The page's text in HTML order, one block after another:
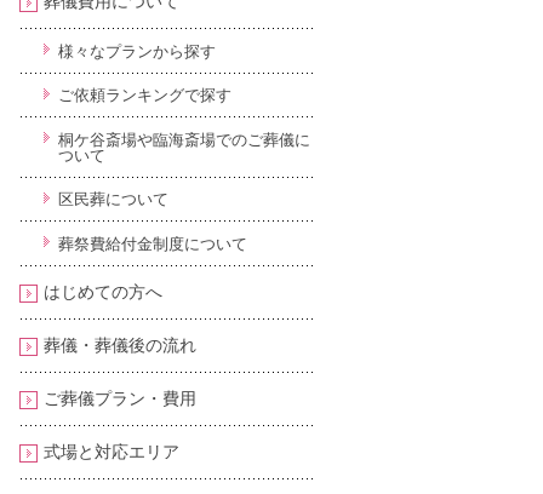
様々なプランから探す
ご依頼ランキングで探す
桐ケ谷斎場や臨海斎場でのご葬儀に
ついて
区民葬について
葬祭費給付金制度について
はじめての方へ
葬儀・葬儀後の流れ
ご葬儀プラン・費用
式場と対応エリア